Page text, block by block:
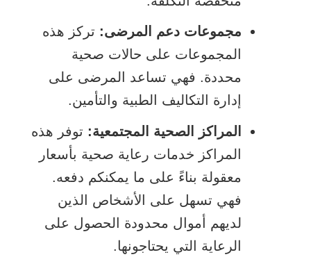
مجموعات دعم المرضى: تركز هذه
المجموعات على حالات صحية
محددة. فهي تساعد المرضى على
إدارة التكاليف الطبية والتأمين.
المراكز الصحية المجتمعية: توفر هذه
المراكز خدمات رعاية صحية بأسعار
معقولة بناءً على ما يمكنكم دفعه.
فهي تسهل على الأشخاص الذين
لديهم أموال محدودة الحصول على
الرعاية التي يحتاجونها.